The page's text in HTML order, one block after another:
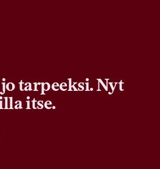
tarpeeksi. Nyt
itse.